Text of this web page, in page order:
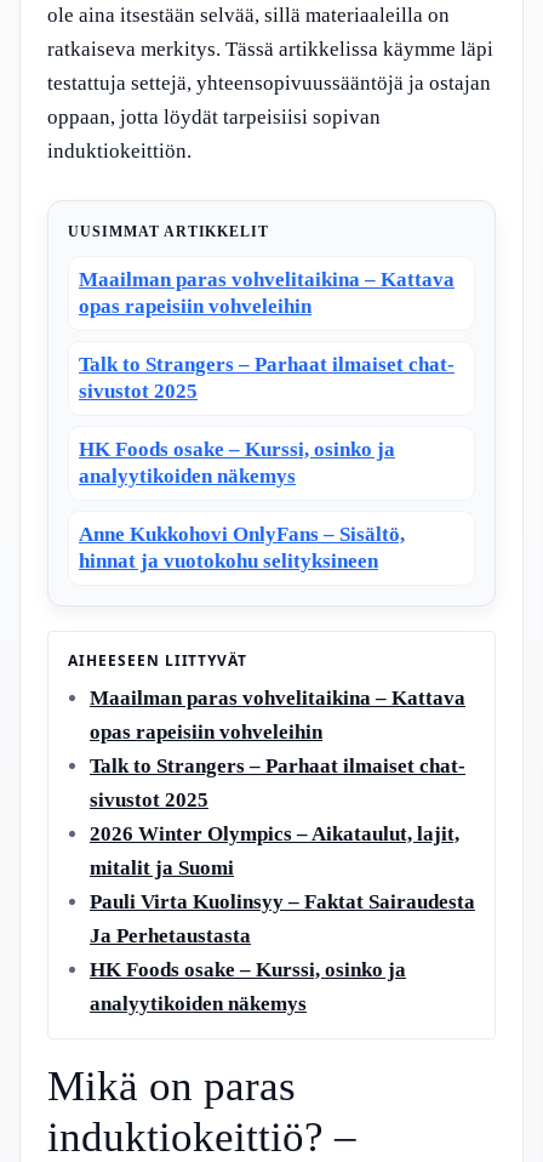
ole aina itsestään selvää, sillä materiaaleilla on
ratkaiseva merkitys. Tässä artikkelissa käymme läpi
testattuja settejä, yhteensopivuussääntöjä ja ostajan
oppaan, jotta löydät tarpeisiisi sopivan
induktiokeittiön.
UUSIMMAT ARTIKKELIT
Maailman paras vohvelitaikina – Kattava
opas rapeisiin vohveleihin
Talk to Strangers – Parhaat ilmaiset chat-
sivustot 2025
HK Foods osake – Kurssi, osinko ja
analyytikoiden näkemys
Anne Kukkohovi OnlyFans – Sisältö,
hinnat ja vuotokohu selityksineen
AIHEESEEN LIITTYVÄT
Maailman paras vohvelitaikina – Kattava
opas rapeisiin vohveleihin
Talk to Strangers – Parhaat ilmaiset chat-
sivustot 2025
2026 Winter Olympics – Aikataulut, lajit,
mitalit ja Suomi
Pauli Virta Kuolinsyy – Faktat Sairaudesta
Ja Perhetaustasta
HK Foods osake – Kurssi, osinko ja
analyytikoiden näkemys
Mikä on paras
induktiokeittiö? –